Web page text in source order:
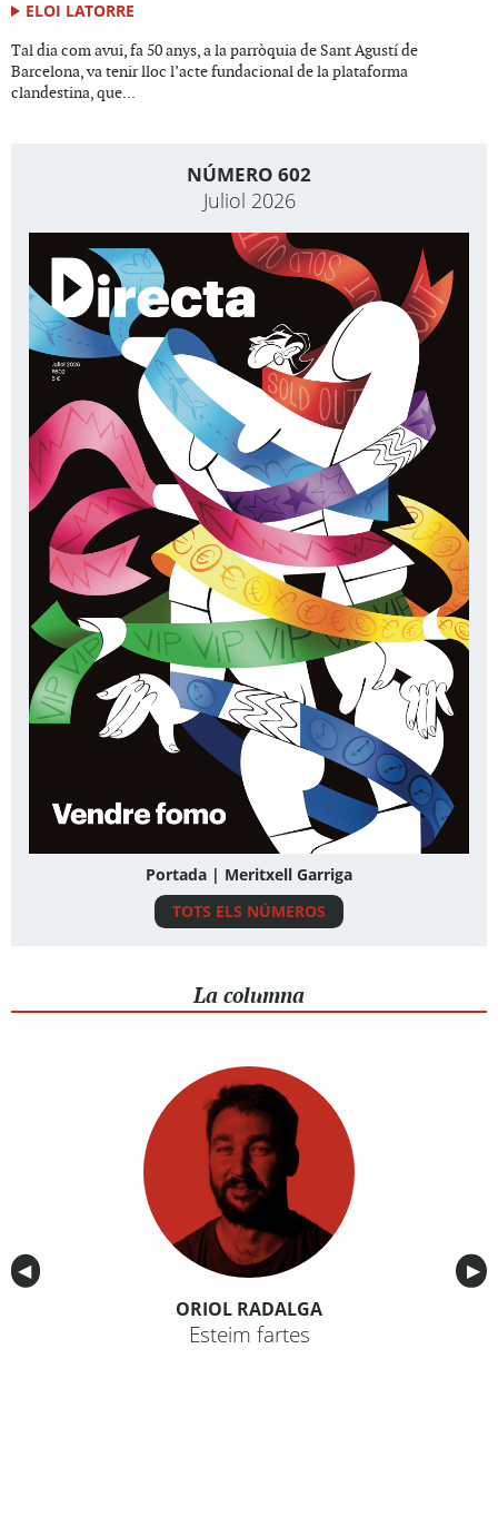
ELOI LATORRE
Tal dia com avui, fa 50 anys, a la parròquia de Sant Agustí de
Barcelona, va tenir lloc l’acte fundacional de la plataforma
clandestina, que...
NÚMERO 602
Juliol 2026
Portada | Meritxell Garriga
TOTS ELS NÚMEROS
La columna
Anterior
◀︎ ▶︎
ORIOL RADALGA
Esteim fartes